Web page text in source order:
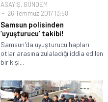
ASAYİŞ, GÜNDEM
26 Temmuz 2017 13:58
Samsun polisinden
‘uyuşturucu’ takibi!
Samsun'da uyuşturucu hapları
otlar arasına zulaladığı iddia edilen
bir kişi...